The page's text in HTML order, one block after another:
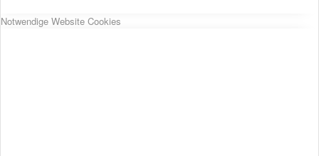
Notwendige Website Cookies